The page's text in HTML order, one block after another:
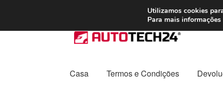
ENVIO a partir
Ir
para
navegação
Saltar
para
conteúdo
Casa Termos e Condições
Utilizamos cookies
Para mais